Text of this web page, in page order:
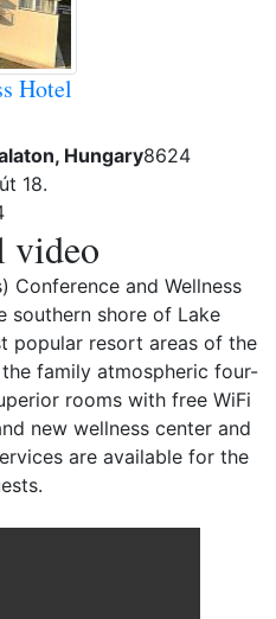
Hotel
Hungary8624
18.
video
Conference and Wellness
southern shore of Lake
popular resort areas of the
family atmospheric four-
rooms with free WiFi
new wellness center and
are available for the